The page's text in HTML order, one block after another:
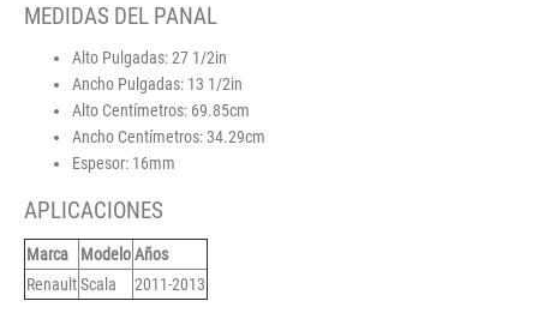
MEDIDAS DEL PANAL
Alto Pulgadas: 27 1/2in
Ancho Pulgadas: 13 1/2in
Alto Centímetros: 69.85cm
Ancho Centímetros: 34.29cm
Espesor: 16mm
APLICACIONES
Marca ModeloAños
RenaultScala 2011-2013